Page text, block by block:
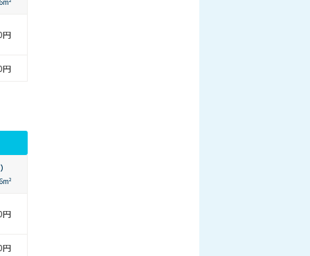
円
円
円
円